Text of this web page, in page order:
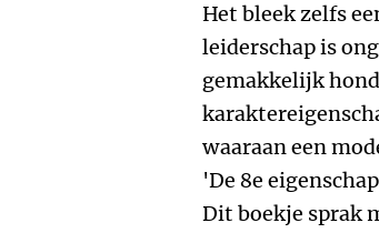
Het bleek zelfs
leiderschap is
gemakkelijk
waaraan een
'De 8e
Dit boekje sprak